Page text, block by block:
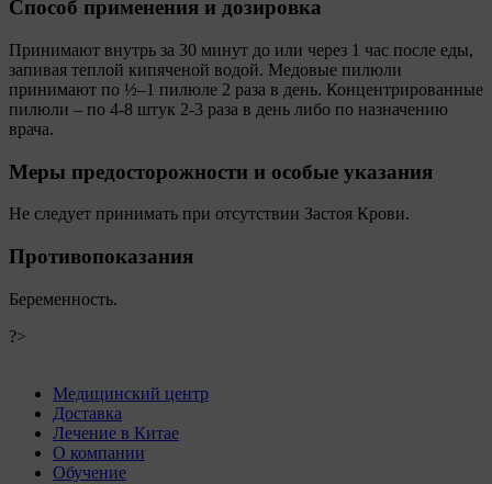
Способ применения и дозировка
Принимают внутрь за 30 минут до или через 1 час после еды,
запивая теплой кипяченой водой. Медовые пилюли
принимают по ½–1 пилюле 2 раза в день. Концентрированные
пилюли – по 4-8 штук 2-3 раза в день либо по назначению
врача.
Меры предосторожности и особые указания
Не следует принимать при отсутствии Застоя Крови.
Противопоказания
Беременность.
?>
Медицинский центр
Доставка
Лечение в Китае
О компании
Обучение